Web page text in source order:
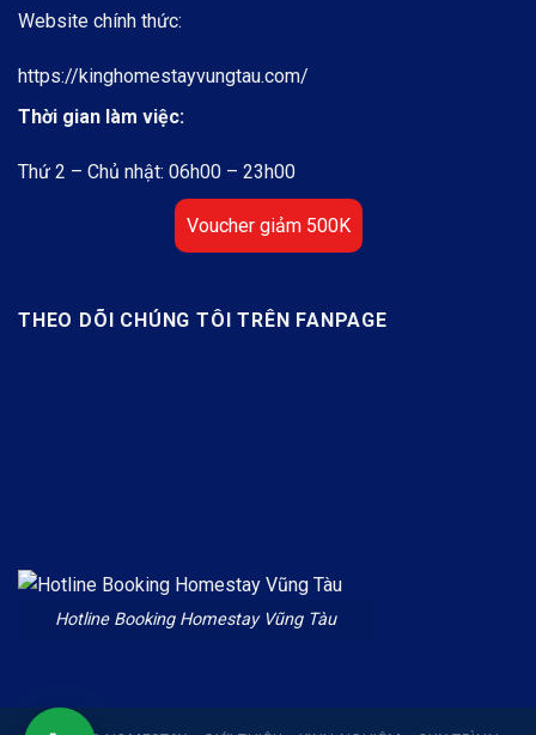
Website chính thức:
https://kinghomestayvungtau.com/
Thời gian làm việc:
Thứ 2 – Chủ nhật: 06h00 – 23h00
Voucher giảm 500K
THEO DÕI CHÚNG TÔI TRÊN FANPAGE
Hotline Booking Homestay Vũng Tàu